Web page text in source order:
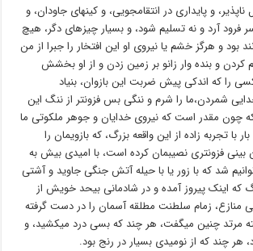
ناپذیر، و پایداری در انتقامجویی، و کینهای جاودان، و
فرود آرد و نه تسلیم شود، و بسیار چیزهای دگر، هیچ
بود و هرگز خشم یا نیروی او این افتخار را جبرا از من
کردن و بنده وار زانو بر زمین زدن و از او بخشش
را که اندکی پیش ضربت این بازوان، بنیاد
شمردن،ما را شرم و ننگی بس فزونتر از ننگ این
چون مقدر است که نیروی خدایان و جوهر ملکوتی ما
بار با تجربه زاده از این واقعه بزرگ، که بازویمان را
فزونتری نصيبمان کرده است، با امیدی بیش به
شد که با زور یا با حیله آتش جنگی جاوید و آشتی
که اینک پیروز آمده و در شادمانی بیحد خویش از
زمام سلطنت مطلقه آسمان را در دست گرفته
مرتد چنین میگفت، هر چند که بسی درد میکشید، و
هر چند که از نومیدی بسیار در رنج بود.